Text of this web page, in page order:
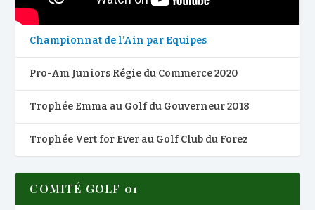
Championnat de l’Ain par Equipes
Pro-Am Juniors Régie du Commerce 2020
Trophée Emma au Golf du Gouverneur 2018
Trophée Vert for Ever au Golf Club du Forez
COMITÉ GOLF 01